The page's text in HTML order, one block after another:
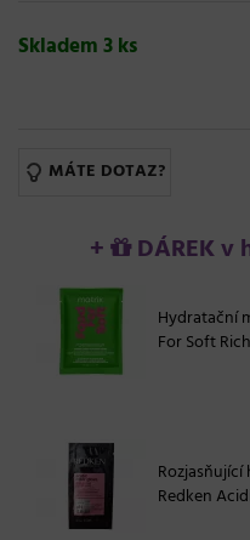
Skladem 3 ks
MÁTE DOTAZ?
+ DÁREK v
Hydratační
For Soft
Redken